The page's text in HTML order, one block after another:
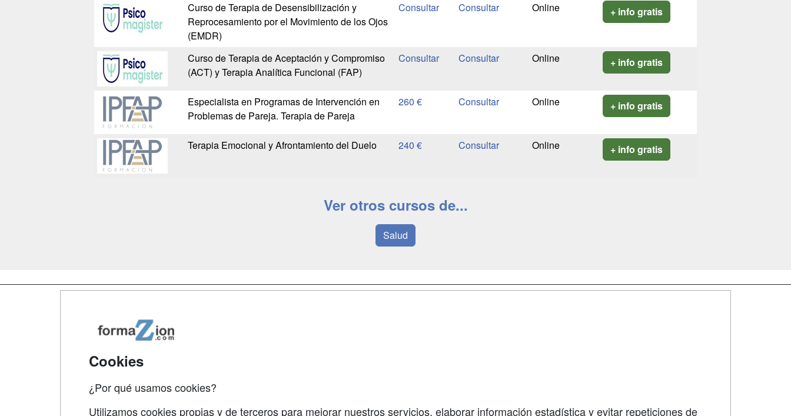
Curso de Terapia de Desensibilización y
Reprocesamiento por el Movimiento de los Ojos
(EMDR)
Online + info gratis
Curso de Terapia de Aceptación y Compromiso
(ACT) y Terapia Analítica Funcional (FAP)
Online + info gratis
Especialista en Programas de Intervención en
Problemas de Pareja. Terapia de Pareja
260 € Online + info gratis
Terapia Emocional y Afrontamiento del Duelo 240 € Online + info gratis
Ver otros cursos de...
Salud
Cookies
¿Por qué usamos cookies?
Utilizamos cookies propias y de terceros para mejorar nuestros servicios, elaborar información estadística y evitar repeticiones de